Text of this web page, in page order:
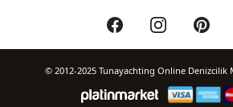
© 2012-2025 Tunayachting Online Denizcilik